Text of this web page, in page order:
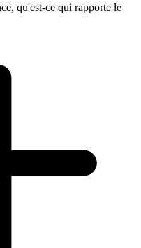
qu'est-ce qui rapporte le